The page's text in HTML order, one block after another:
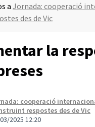
aJornada: cooperació
des de Vic
la
cooperació
respostes des de Vic
2025 12:20